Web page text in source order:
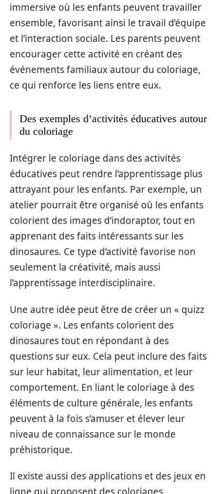
immersive où les enfants peuvent travailler
ensemble, favorisant ainsi le travail d’équipe
et l’interaction sociale. Les parents peuvent
encourager cette activité en créant des
événements familiaux autour du coloriage,
ce qui renforce les liens entre eux.
Des exemples d’activités éducatives autour
du coloriage
Intégrer le coloriage dans des activités
éducatives peut rendre l’apprentissage plus
attrayant pour les enfants. Par exemple, un
atelier pourrait être organisé où les enfants
colorient des images d’indoraptor, tout en
apprenant des faits intéressants sur les
dinosaures. Ce type d’activité favorise non
seulement la créativité, mais aussi
l’apprentissage interdisciplinaire.
Une autre idée peut être de créer un « quizz
coloriage ». Les enfants colorient des
dinosaures tout en répondant à des
questions sur eux. Cela peut inclure des faits
sur leur habitat, leur alimentation, et leur
comportement. En liant le coloriage à des
éléments de culture générale, les enfants
peuvent à la fois s’amuser et élever leur
niveau de connaissance sur le monde
préhistorique.
Il existe aussi des applications et des jeux en